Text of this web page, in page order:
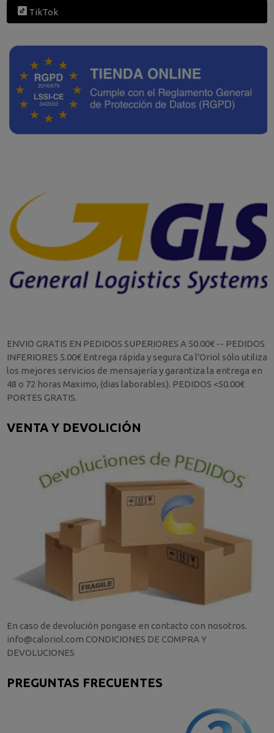
TikTok
ENVIO GRATIS EN PEDIDOS SUPERIORES A 50.00€ -- PEDIDOS
INFERIORES 5.00€ Entrega rápida y segura Ca l'Oriol sólo utiliza
los mejores servicios de mensajería y garantiza la entrega en
48 o 72 horas Maximo, (dias laborables). PEDIDOS <50.00€
PORTES GRATIS.
VENTA Y DEVOLICIÓN
En caso de devolución pongase en contacto con nosotros.
info@caloriol.com CONDICIONES DE COMPRA Y
DEVOLUCIONES
PREGUNTAS FRECUENTES